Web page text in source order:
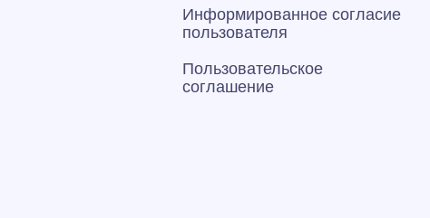
Информированное согласие
пользователя
Пользовательское
соглашение